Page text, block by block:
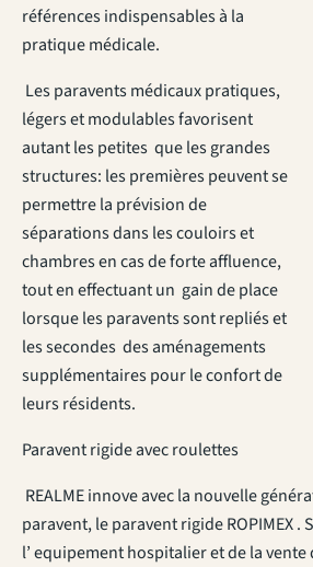
références indispensables à la
pratique médicale.
Les paravents médicaux pratiques,
légers et modulables favorisent
autant les petites que les grandes
structures: les premières peuvent se
permettre la prévision de
séparations dans les couloirs et
chambres en cas de forte affluence,
tout en effectuant un gain de place
lorsque les paravents sont repliés et
les secondes des aménagements
supplémentaires pour le confort de
leurs résidents.
Paravent rigide avec roulettes
REALME innove avec la nouvelle
paravent, le paravent rigide ROPIMEX .
l’ equipement hospitalier et de la vente